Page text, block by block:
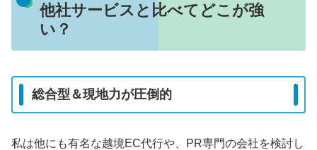
他社サービスと比べてどこが強
い？
総合型＆現地力が圧倒的
私は他にも有名な越境EC代行や、PR専門の会社を検討し